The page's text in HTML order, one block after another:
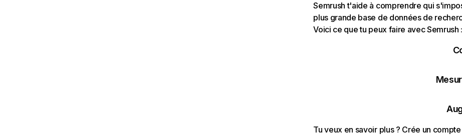
Semrush t'aide à comprendre qui
plus grande base de données de
Voici ce que tu peux faire avec Semrush
Tu veux en savoir plus ? Crée un